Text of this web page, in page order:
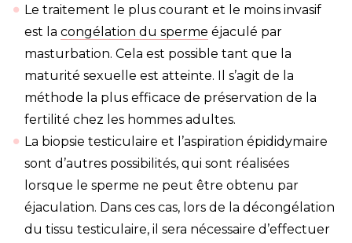
Le traitement le plus courant et le moins invasif
est la congélation du sperme éjaculé par
masturbation. Cela est possible tant que la
maturité sexuelle est atteinte. Il s’agit de la
méthode la plus efficace de préservation de la
fertilité chez les hommes adultes.
La biopsie testiculaire et l’aspiration épididymaire
sont d’autres possibilités, qui sont réalisées
lorsque le sperme ne peut être obtenu par
éjaculation. Dans ces cas, lors de la décongélation
du tissu testiculaire, il sera nécessaire d’effectuer